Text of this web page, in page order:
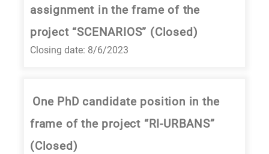
assignment in the frame of the
project “SCENARIOS” (Closed)
Closing date: 8/6/2023
One PhD candidate position in the
frame of the project “RI-URBANS”
(Closed)